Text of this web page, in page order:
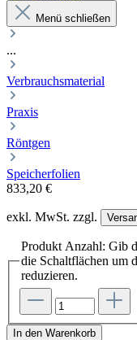
Menü schließen
...
Verbrauchsmaterial
Praxis
Röntgen
Speicherfolien
833,20 €
exkl. MwSt. zzgl.
Produkt Anzahl: Gib
die Schaltflächen um
reduzieren.
In den Warenkorb